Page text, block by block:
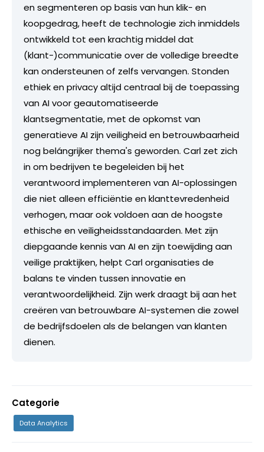
en segmenteren op basis van hun klik- en
koopgedrag, heeft de technologie zich inmiddels
ontwikkeld tot een krachtig middel dat
(klant-)communicatie over de volledige breedte
kan ondersteunen of zelfs vervangen. Stonden
ethiek en privacy altijd centraal bij de toepassing
van AI voor geautomatiseerde
klantsegmentatie, met de opkomst van
generatieve AI zijn veiligheid en betrouwbaarheid
nog belángrijker thema's geworden. Carl zet zich
in om bedrijven te begeleiden bij het
verantwoord implementeren van AI-oplossingen
die niet alleen efficiëntie en klanttevredenheid
verhogen, maar ook voldoen aan de hoogste
ethische en veiligheidsstandaarden. Met zijn
diepgaande kennis van AI en zijn toewijding aan
veilige praktijken, helpt Carl organisaties de
balans te vinden tussen innovatie en
verantwoordelijkheid. Zijn werk draagt bij aan het
creëren van betrouwbare AI-systemen die zowel
de bedrijfsdoelen als de belangen van klanten
dienen.
Categorie
Data Analytics